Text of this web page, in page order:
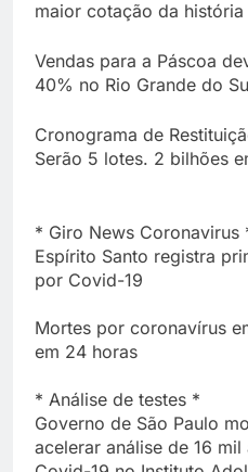
maior cotação da história
Vendas para a Páscoa
40% no Rio Grande do
Cronograma de
Serão 5 lotes. 2 bilhões
* Giro News Coronavirus
Espírito Santo registra
por Covid-19
Mortes por coronavírus
em 24 horas
* Análise de testes *
Governo de São Paulo
acelerar análise de 16